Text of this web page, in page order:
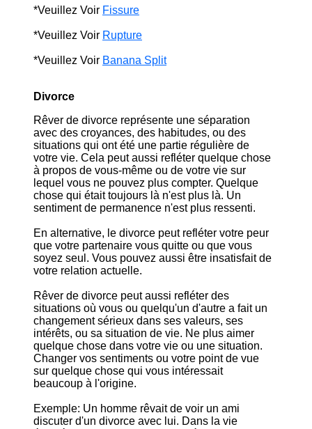
*Veuillez Voir Fissure
*Veuillez Voir Rupture
*Veuillez Voir Banana Split
Divorce
Rêver de divorce représente une séparation
avec des croyances, des habitudes, ou des
situations qui ont été une partie régulière de
votre vie. Cela peut aussi refléter quelque chose
à propos de vous-même ou de votre vie sur
lequel vous ne pouvez plus compter. Quelque
chose qui était toujours là n'est plus là. Un
sentiment de permanence n'est plus ressenti.
En alternative, le divorce peut refléter votre peur
que votre partenaire vous quitte ou que vous
soyez seul. Vous pouvez aussi être insatisfait de
votre relation actuelle.
Rêver de divorce peut aussi refléter des
situations où vous ou quelqu'un d'autre a fait un
changement sérieux dans ses valeurs, ses
intérêts, ou sa situation de vie. Ne plus aimer
quelque chose dans votre vie ou une situation.
Changer vos sentiments ou votre point de vue
sur quelque chose qui vous intéressait
beaucoup à l'origine.
Exemple: Un homme rêvait de voir un ami
discuter d'un divorce avec lui. Dans la vie